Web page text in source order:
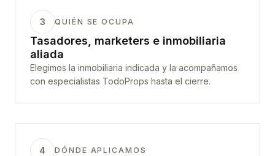
3 QUIÉN SE OCUPA
Tasadores, marketers e inmobiliaria
aliada
Elegimos la inmobiliaria indicada y la acompañamos
con especialistas TodoProps hasta el cierre.
4 DÓNDE APLICAMOS